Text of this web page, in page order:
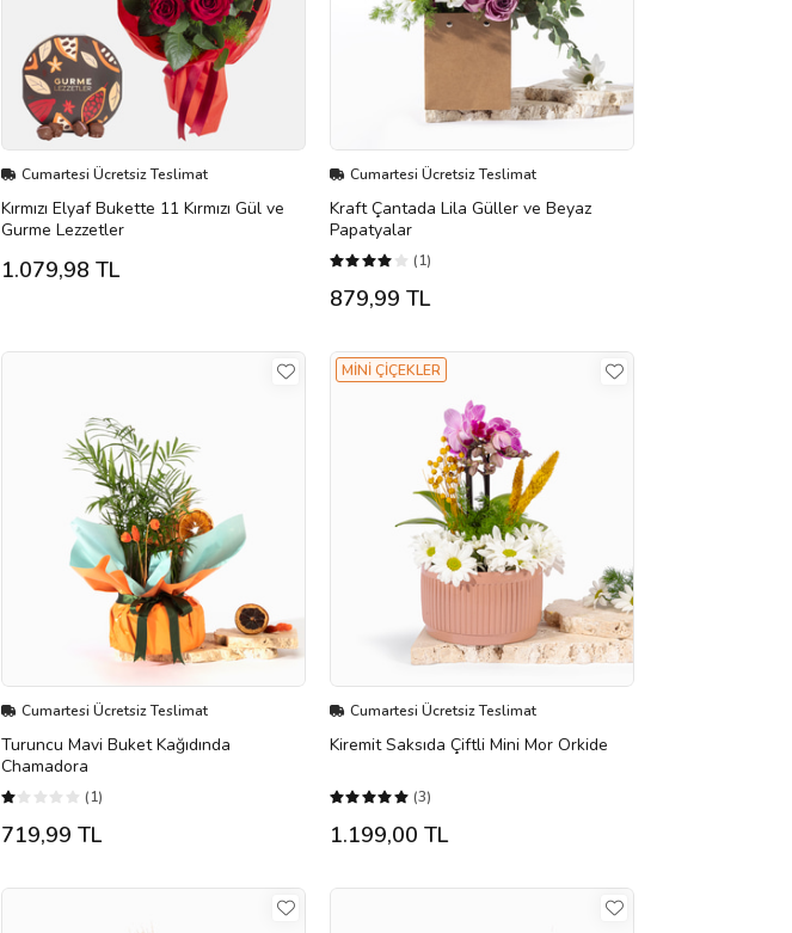
Cumartesi Ücretsiz Teslimat
Kırmızı Elyaf Bukette 11 Kırmızı Gül ve
Gurme Lezzetler
1.079,98 TL
Cumartesi Ücretsiz Teslimat
Kraft Çantada Lila Güller ve Beyaz
Papatyalar
(1)
879,99 TL
Cumartesi Ücretsiz Teslimat
Turuncu Mavi Buket Kağıdında
Chamadora
(1)
719,99 TL
MİNİ ÇİÇEKLER
Cumartesi Ücretsiz Teslimat
Kiremit Saksıda Çiftli Mini Mor Orkide
(3)
1.199,00 TL